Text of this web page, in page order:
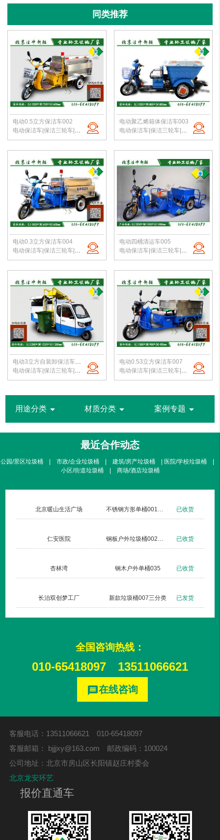
同类推荐
电动0.5立方保洁车002
电动保洁车|保洁三轮车|环卫保洁三轮车|小区垃圾转运车|北京保洁车
电动聚乙烯箱体保洁车003
电动保洁车|保洁三轮车|环卫保洁三轮车|500升塑料箱转运车|北京保洁车
电动0.3立方保洁车004
电动保洁车|保洁三轮车|环卫保洁三轮车|小区垃圾转运车|北京保洁车
电动四桶清运车005
电动保洁车|保洁三轮车|电动四桶保洁车|小区垃圾转运车|北京保洁车厂家
电动3立方自装卸保洁车006
电动保洁车|保洁三轮车|电动自装卸保洁车|小区垃圾转运车|北京保洁车厂家
电动0.53立方保洁车007
电动保洁车|保洁三轮车|电动不锈钢保洁车|小区垃圾转运车|北京保洁车厂家
用途分类arrow_drop_down 材质分类 arrow_drop_down 案例专题 arrow_drop_down
最近合作动态
公园/景区垃圾桶 | 市政/企业垃圾桶 | 建筑/房产垃圾桶 | 医院/学校垃圾桶 |
小区/街道垃圾桶 | 商场/酒店垃圾桶
北京暖山生活广场 不锈钢方形单桶001定制款 已收货
仁安医院 钢板户外垃圾桶002玫瑰金 已收货
杏林湾 钢木户外单桶035 已收货
长治双创梦工厂 新款垃圾桶007三分类 已发货
全国咨询热线：
010-65418097 13511066621
message在线咨询
客服电话：13511066621 010-65418097
客服邮箱： bjjjxy@163.com 邮政编码：100024
公司地址：北京市房山区长阳镇赵庄村委会
北京龙安环艺
报价直通车